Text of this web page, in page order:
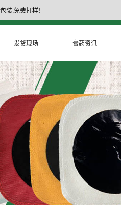
装,免费打样！
发货现场 膏药资讯